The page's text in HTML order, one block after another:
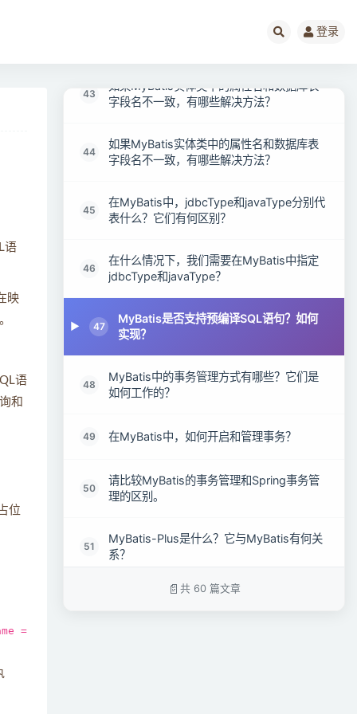
登录
语
映
语
和
位
=
在MyBatis中，如何获取数据库自动生成的
43
如果MyBatis实体类中的属性名和数据库表
字段名不一致，有哪些解决方法？
44
如果MyBatis实体类中的属性名和数据库表
字段名不一致，有哪些解决方法？
45
在MyBatis中，jdbcType和javaType分别代
表什么？它们有何区别？
46
在什么情况下，我们需要在MyBatis中指定
jdbcType和javaType？
47
MyBatis是否支持预编译SQL语句？如何
实现？
48
MyBatis中的事务管理方式有哪些？它们是
如何工作的？
49 在MyBatis中，如何开启和管理事务？
50
请比较MyBatis的事务管理和Spring事务管
理的区别。
51
MyBatis-Plus是什么？它与MyBatis有何关
系？
JPA是什么？它在Java持久化中扮演什么角
共 60 篇文章